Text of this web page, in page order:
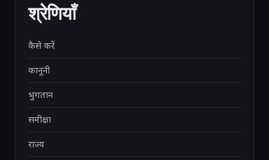
श्रेणियाँ
कैसे करें
कानूनी
भुगतान
समीक्षा
राज्य